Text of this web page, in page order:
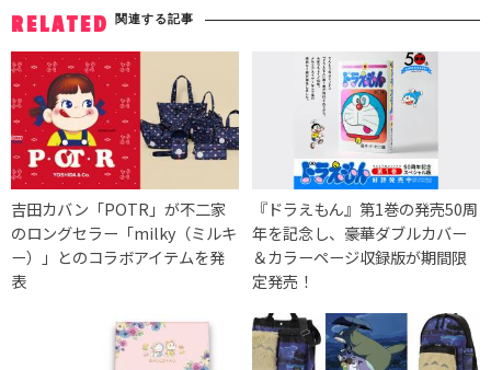
RELATED 関連する記事
吉田カバン「POTR」が不二家
のロングセラー「milky（ミルキ
ー）」とのコラボアイテムを発
表
『ドラえもん』第1巻の発売50周
年を記念し、豪華ダブルカバー
＆カラーページ収録版が期間限
定発売！